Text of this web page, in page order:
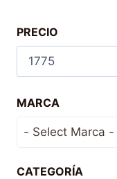
PRECIO
MARCA
CATEGORÍA